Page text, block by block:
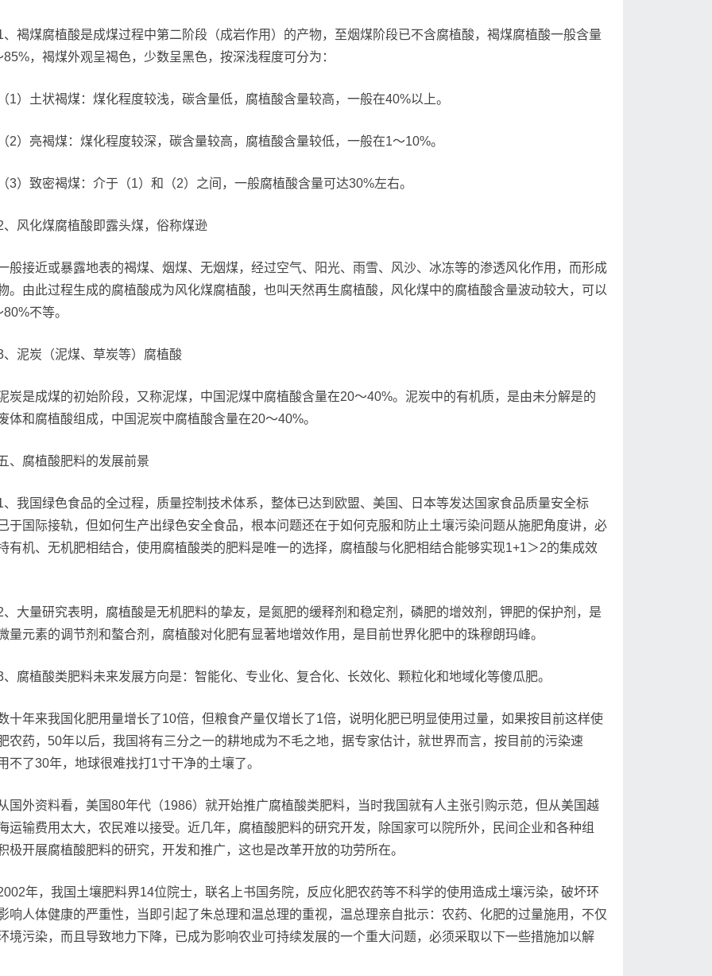
、褐煤腐植酸是成煤过程中第二阶段（成岩作用）的产物，至烟煤阶段已不含腐植酸，褐煤腐植酸一般含量
85%，褐煤外观呈褐色，少数呈黑色，按深浅程度可分为：
1）土状褐煤：煤化程度较浅，碳含量低，腐植酸含量较高，一般在40%以上。
2）亮褐煤：煤化程度较深，碳含量较高，腐植酸含量较低，一般在1～10%。
3）致密褐煤：介于（1）和（2）之间，一般腐植酸含量可达30%左右。
、风化煤腐植酸即露头煤，俗称煤逊
般接近或暴露地表的褐煤、烟煤、无烟煤，经过空气、阳光、雨雪、风沙、冰冻等的渗透风化作用，而形成
。由此过程生成的腐植酸成为风化煤腐植酸，也叫天然再生腐植酸，风化煤中的腐植酸含量波动较大，可以
不等。
、泥炭（泥煤、草炭等）腐植酸
炭是成煤的初始阶段，又称泥煤，中国泥煤中腐植酸含量在20～40%。泥炭中的有机质，是由未分解是的
体和腐植酸组成，中国泥炭中腐植酸含量在20～40%。
、腐植酸肥料的发展前景
、我国绿色食品的全过程，质量控制技术体系，整体已达到欧盟、美国、日本等发达国家食品质量安全标
于国际接轨，但如何生产出绿色安全食品，根本问题还在于如何克服和防止土壤污染问题从施肥角度讲，必
有机、无机肥相结合，使用腐植酸类的肥料是唯一的选择，腐植酸与化肥相结合能够实现1+1＞2的集成效
、大量研究表明，腐植酸是无机肥料的挚友，是氮肥的缓释剂和稳定剂，磷肥的增效剂，钾肥的保护剂，是
量元素的调节剂和螯合剂，腐植酸对化肥有显著地增效作用，是目前世界化肥中的珠穆朗玛峰。
、腐植酸类肥料未来发展方向是：智能化、专业化、复合化、长效化、颗粒化和地域化等傻瓜肥。
十年来我国化肥用量增长了10倍，但粮食产量仅增长了1倍，说明化肥已明显使用过量，如果按目前这样使
农药，50年以后，我国将有三分之一的耕地成为不毛之地，据专家估计，就世界而言，按目前的污染速
不了30年，地球很难找打1寸干净的土壤了。
国外资料看，美国80年代（1986）就开始推广腐植酸类肥料，当时我国就有人主张引购示范，但从美国越
运输费用太大，农民难以接受。近几年，腐植酸肥料的研究开发，除国家可以院所外，民间企业和各种组
极开展腐植酸肥料的研究，开发和推广，这也是改革开放的功劳所在。
年，我国土壤肥料界14位院士，联名上书国务院，反应化肥农药等不科学的使用造成土壤污染，破坏环
响人体健康的严重性，当即引起了朱总理和温总理的重视，温总理亲自批示：农药、化肥的过量施用，不仅
境污染，而且导致地力下降，已成为影响农业可持续发展的一个重大问题，必须采取以下一些措施加以解